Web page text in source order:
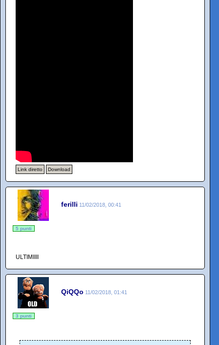
Link diretto Download
ferilli 11/02/2018, 00:41
5 punti
ULTIMIIII
QiQQo 11/02/2018, 01:41
3 punti